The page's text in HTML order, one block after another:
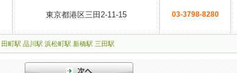
東京都港区三田2-11-15 03-3798-8280
町駅 品川駅 浜松町駅 新橋駅 三田駅